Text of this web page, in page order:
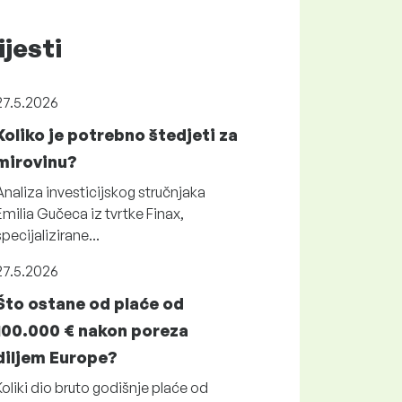
je potrebno štedjeti za
investicijskog stručnjaka
Gučeca iz tvrtke Finax,
ostane od plaće od
€ nakon poreza
Europe?
dio bruto godišnje plaće od